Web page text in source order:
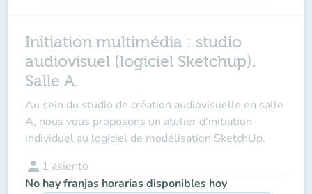
Initiation multimédia : studio
audiovisuel (logiciel Sketchup).
Salle A.
Au sein du studio de création audiovisuelle en salle
A, nous vous proposons un atelier d'initiation
individuel au logiciel de modélisation SketchUp.
person 1 asiento
No hay franjas horarias disponibles hoy